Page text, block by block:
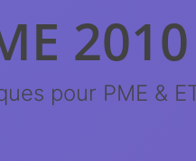
2010
pour PME &